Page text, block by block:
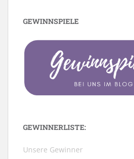
GEWINNSPIELE
GEWINNERLISTE:
Unsere Gewinner